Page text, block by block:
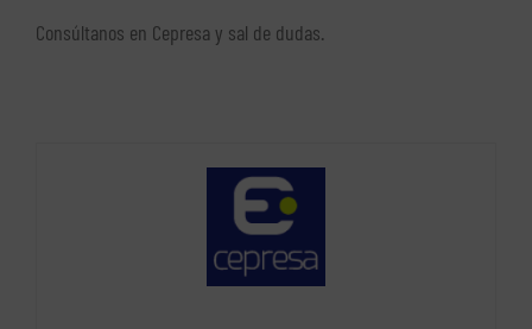
Consúltanos en Cepresa y sal de dudas.